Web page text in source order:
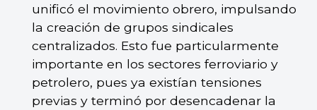
unificó el movimiento obrero, impulsando
la creación de grupos sindicales
centralizados. Esto fue particularmente
importante en los sectores ferroviario y
petrolero, pues ya existían tensiones
previas y terminó por desencadenar la